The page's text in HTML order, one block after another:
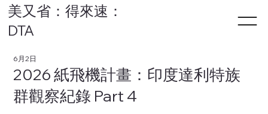
美又省：得來速：
DTA
2026 紙飛機計畫：印度達利特族
群觀察紀錄 Part 4
6月2日